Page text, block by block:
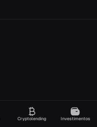
Cryptolending Investimentos